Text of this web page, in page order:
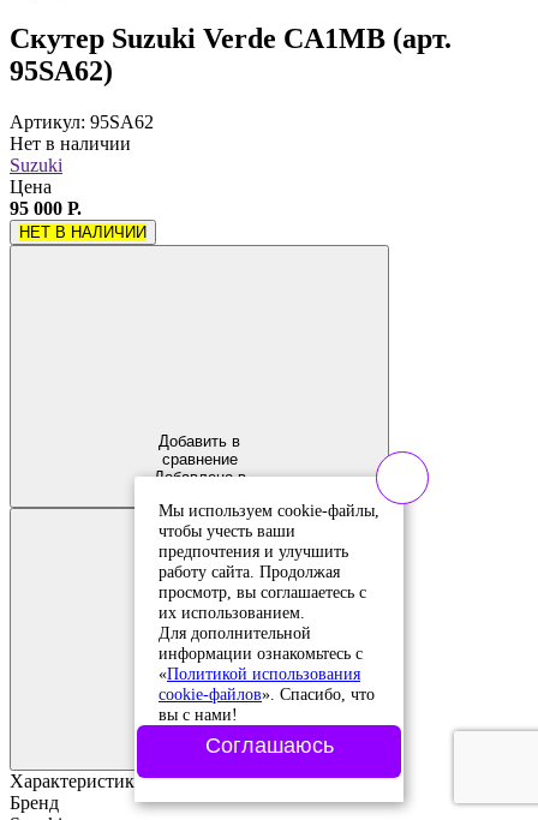
Скутер Suzuki Verde CA1MB (арт.
95SA62)
Артикул: 95SA62
Нет в наличии
Suzuki
Цена
95 000 Р.
НЕТ В НАЛИЧИИ
Добавить в
сравнение
Добавлено в
Добавить в
избранное
Добавлено в
избранное
Характеристики
Бренд
Мы используем cookie-файлы,
чтобы учесть ваши
предпочтения и улучшить
работу сайта. Продолжая
просмотр, вы соглашаетесь с
их использованием.
Для дополнительной
информации ознакомьтесь с
«Политикой использования
cookie-файлов». Спасибо, что
вы с нами!
Соглашаюсь